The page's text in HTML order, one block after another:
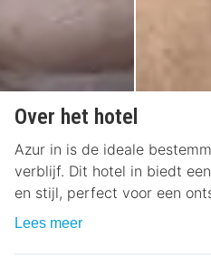
Over het hotel
Azur in is de ideale
verblijf. Dit hotel in biedt
en stijl, perfect voor een
Lees meer